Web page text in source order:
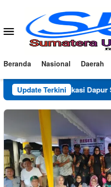
Menu
Mobile
Beranda Nasional Daerah
Update Terkini
Klarifikasi Dapur SPPG